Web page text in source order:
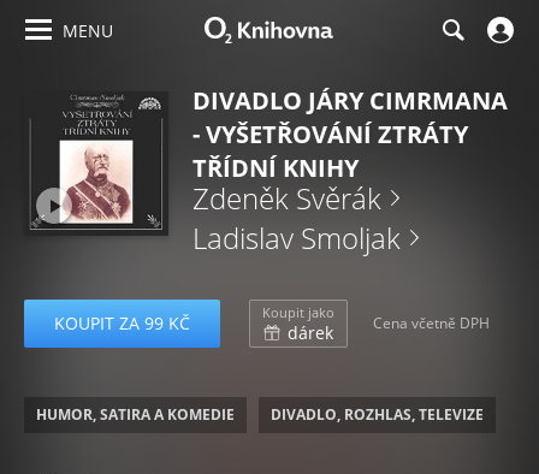
MENU
DIVADLO JÁRY CIMRMANA
- VYŠETŘOVÁNÍ ZTRÁTY
TŘÍDNÍ KNIHY
Zdeněk Svěrák
Ladislav Smoljak
KOUPIT ZA 99 KČ Koupit jako
dárek Cena včetně DPH
HUMOR, SATIRA A KOMEDIE DIVADLO, ROZHLAS, TELEVIZE